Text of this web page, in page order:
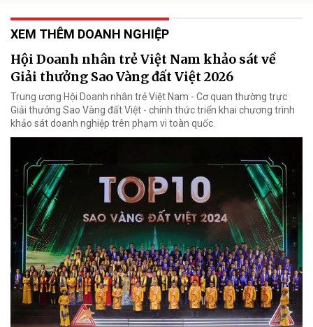
XEM THÊM DOANH NGHIỆP
Hội Doanh nhân trẻ Việt Nam khảo sát về
Giải thưởng Sao Vàng đất Việt 2026
Trung ương Hội Doanh nhân trẻ Việt Nam - Cơ quan thường trực
Giải thưởng Sao Vàng đất Việt - chính thức triển khai chương trình
khảo sát doanh nghiệp trên phạm vi toàn quốc.